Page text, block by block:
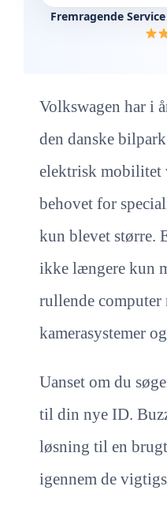
Fremragende Service
Volkswagen har i
den danske
elektrisk mobilitet
behovet for
kun blevet større.
ikke længere kun
rullende computer
kamerasystemer
Uanset om du
til din nye ID.
løsning til en
igennem de